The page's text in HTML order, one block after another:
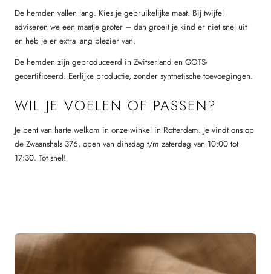
De hemden vallen lang. Kies je gebruikelijke maat. Bij twijfel
adviseren we een maatje groter – dan groeit je kind er niet snel uit
en heb je er extra lang plezier van.
De hemden zijn geproduceerd in Zwitserland en GOTS-
gecertificeerd. Eerlijke productie, zonder synthetische toevoegingen.
WIL JE VOELEN OF PASSEN?
Je bent van harte welkom in onze winkel in Rotterdam. Je vindt ons op
de Zwaanshals 376, open van dinsdag t/m zaterdag van 10:00 tot
17:30. Tot snel!